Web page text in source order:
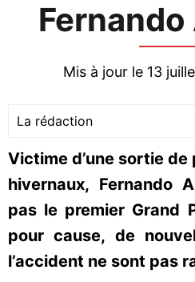
Mis à jour le 13
La rédaction
Victime d’une sortie
hivernaux, Fernando
pas le premier Grand
pour cause, de
l’accident ne sont pas